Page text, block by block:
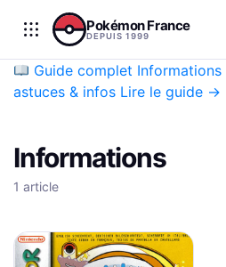
Aller au contenu
Pokémon France
DEPUIS 1999
Guide complet Informations
astuces & infos Lire le guide →
Informations
1 article